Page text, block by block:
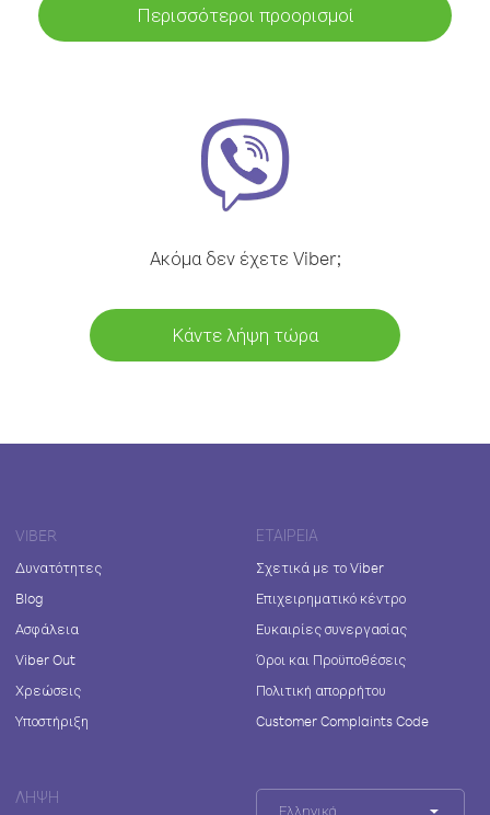
Περισσότεροι προορισμοί
Ακόμα δεν έχετε Viber;
Κάντε λήψη τώρα
VIBER
Δυνατότητες
Blog
Ασφάλεια
Viber Out
Χρεώσεις
Υποστήριξη
ΕΤΑΙΡΕΊΑ
Σχετικά με το Viber
Επιχειρηματικό κέντρο
Ευκαιρίες συνεργασίας
Όροι και Προϋποθέσεις
Πολιτική απορρήτου
Customer Complaints Code
ΛΉΨΗ
Ελληνικά